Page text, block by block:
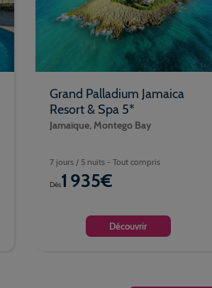
Grand Palladium Jamaica
Resort & Spa 5*
Jamaïque, Montego Bay
7 jours / 5 nuits - Tout compris
Dès1 935€
Découvrir